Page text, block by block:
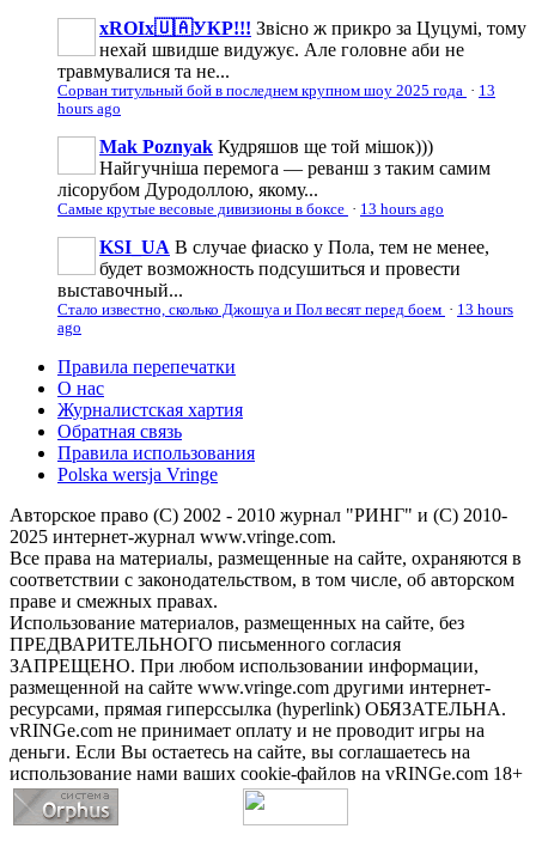
xROIx🇺🇦УКР!!! Звісно ж прикро за Цуцумі, тому
нехай швидше видужує. Але головне аби не
травмувалися та не...
Сорван титульный бой в последнем крупном шоу 2025 года · 13
hours ago
Mak Poznyak Кудряшов ще той мішок)))
Найгучніша перемога — реванш з таким самим
лісорубом Дуродоллою, якому...
Самые крутые весовые дивизионы в боксе · 13 hours ago
KSI_UA В случае фиаско у Пола, тем не менее,
будет возможность подсушиться и провести
выставочный...
Стало известно, сколько Джошуа и Пол весят перед боем · 13 hours
ago
Правила перепечатки
О нас
Журналистская хартия
Обратная связь
Правила использования
Polska wersja Vringe
Авторское право (С) 2002 - 2010 журнал "РИНГ" и (С) 2010-
2025 интернет-журнал www.vringe.com.
Все права на материалы, размещенные на сайте, охраняются в
соответствии с законодательством, в том числе, об авторском
праве и смежных правах.
Использование материалов, размещенных на сайте, без
ПРЕДВАРИТЕЛЬНОГО письменного согласия
ЗАПРЕЩЕНО. При любом использовании информации,
размещенной на сайте www.vringe.com другими интернет-
ресурсами, прямая гиперссылка (hyperlink) ОБЯЗАТЕЛЬНА.
vRINGe.com не принимает оплату и не проводит игры на
деньги. Если Вы остаетесь на сайте, вы соглашаетесь на
использование нами ваших cookie-файлов на vRINGe.com 18+